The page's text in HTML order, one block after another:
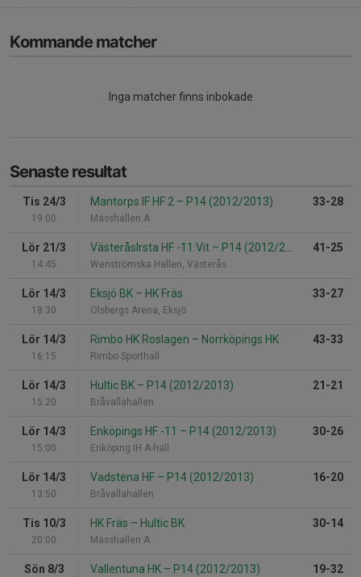
Kommande matcher
Inga matcher finns inbokade
Senaste resultat
Tis 24/3
19:00
Mantorps IF HF 2 – P14 (2012/2013)
Mässhallen A
33-28
Lör 21/3
14:45
VästeråsIrsta HF -11:Vit – P14 (2012/2013)
Wenströmska Hallen, Västerås
41-25
Lör 14/3
18:30
Eksjö BK – HK Fräs
Olsbergs Arena, Eksjö
33-27
Lör 14/3
16:15
Rimbo HK Roslagen – Norrköpings HK
Rimbo Sporthall
43-33
Lör 14/3
15:20
Hultic BK – P14 (2012/2013)
Bråvallahallen
21-21
Lör 14/3
15:00
Enköpings HF -11 – P14 (2012/2013)
Enköping IH A-hall
30-26
Lör 14/3
13:50
Vadstena HF – P14 (2012/2013)
Bråvallahallen
16-20
Tis 10/3
20:00
HK Fräs – Hultic BK
Mässhallen A
30-14
Sön 8/3 Vallentuna HK – P14 (2012/2013) 19-32